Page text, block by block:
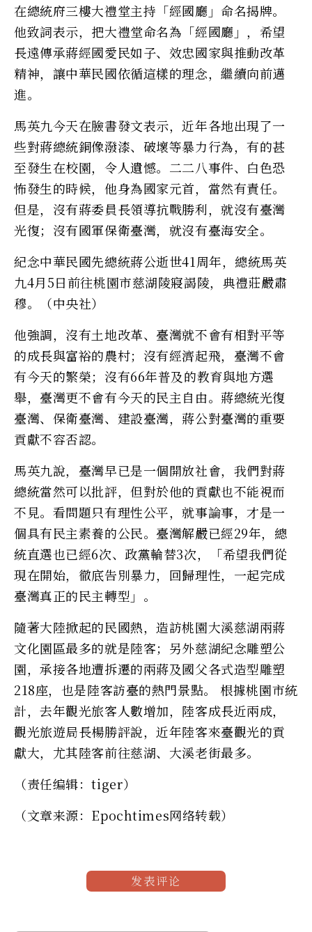
在總統府三樓大禮堂主持「經國廳」命名揭牌。
他致詞表示，把大禮堂命名為「經國廳」，希望
長遠傳承蔣經國愛民如子、效忠國家與推動改革
精神，讓中華民國依循這樣的理念，繼續向前邁
進。
馬英九今天在臉書發文表示，近年各地出現了一
些對蔣總統銅像潑漆、破壞等暴力行為，有的甚
至發生在校園，令人遺憾。二二八事件、白色恐
怖發生的時候，他身為國家元首，當然有責任。
但是，沒有蔣委員長領導抗戰勝利，就沒有臺灣
光復；沒有國軍保衛臺灣，就沒有臺海安全。
紀念中華民國先總統蔣公逝世41周年，總統馬英
九4月5日前往桃園市慈湖陵寢謁陵，典禮莊嚴肅
穆。（中央社）
他強調，沒有土地改革、臺灣就不會有相對平等
的成長與富裕的農村；沒有經濟起飛，臺灣不會
有今天的繁榮；沒有66年普及的教育與地方選
舉，臺灣更不會有今天的民主自由。蔣總統光復
臺灣、保衛臺灣、建設臺灣，蔣公對臺灣的重要
貢獻不容否認。
馬英九說，臺灣早已是一個開放社會，我們對蔣
總統當然可以批評，但對於他的貢獻也不能視而
不見。看問題只有理性公平，就事論事，才是一
個具有民主素養的公民。臺灣解嚴已經29年，總
統直選也已經6次、政黨輪替3次，「希望我們從
現在開始，徹底告別暴力，回歸理性，一起完成
臺灣真正的民主轉型」。
隨著大陸掀起的民國熱，造訪桃園大溪慈湖兩蔣
文化園區最多的就是陸客；另外慈湖紀念雕塑公
園，承接各地遭拆遷的兩蔣及國父各式造型雕塑
218座，也是陸客訪臺的熱門景點。 根據桃園市統
計，去年觀光旅客人數增加，陸客成長近兩成，
觀光旅遊局長楊勝評說，近年陸客來臺觀光的貢
獻大，尤其陸客前往慈湖、大溪老街最多。
（责任编辑：tiger）
（文章来源：Epochtimes网络转载）
发表评论